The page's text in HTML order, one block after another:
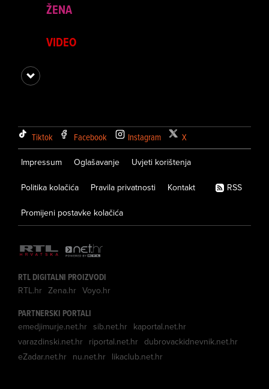
ŽENA
VIDEO
Tiktok Facebook Instagram X
Impressum Oglašavanje Uvjeti korištenja
Politika kolačića Pravila privatnosti Kontakt
Promijeni postavke kolačića
RSS
RTL DIGITALNI PROIZVODI
RTL.hr Zena.hr Voyo.hr
PARTNERSKI PORTALI
emedjimurje.net.hr sib.net.hr kaportal.net.hr
varazdinski.net.hr riportal.net.hr dubrovackidnevnik.net.hr
eZadar.net.hr nu.net.hr likaclub.net.hr